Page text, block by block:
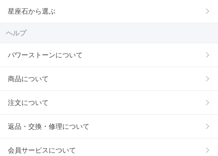
星座石から選ぶ
ヘルプ
パワーストーンについて
商品について
注文について
返品・交換・修理について
会員サービスについて